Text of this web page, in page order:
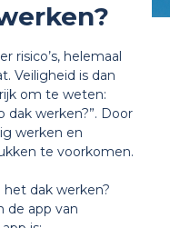
risico’s, helemaal
Veiligheid is dan
om te weten:
dak werken?”. Door
werken en
te voorkomen.
dak werken?
de app van